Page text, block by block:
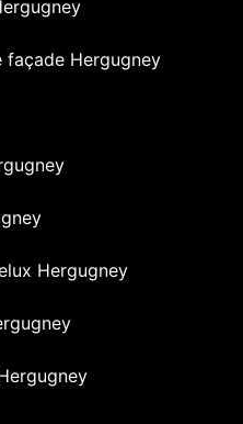
Hergugney
Hergugney